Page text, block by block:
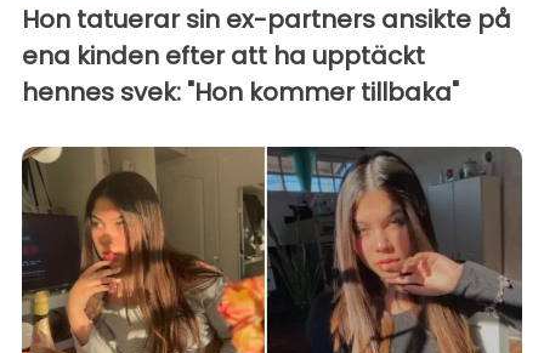
Hon tatuerar sin ex-partners ansikte på
ena kinden efter att ha upptäckt
hennes svek: "Hon kommer tillbaka"